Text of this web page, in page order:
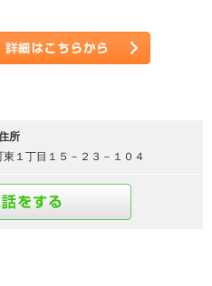
所
１丁目１５－２３－１０４